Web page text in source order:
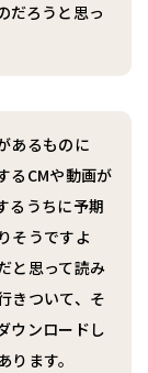
だろうと思っ
あるものに
るCMや動画が
るうちに予期
そうですよ
と思って読み
きついて、そ
ウンロードし
ます。